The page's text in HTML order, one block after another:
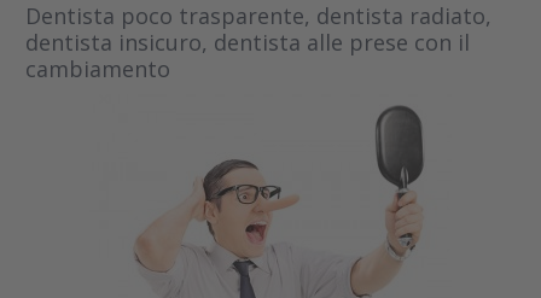
Dentista poco trasparente, dentista radiato,
dentista insicuro, dentista alle prese con il
cambiamento